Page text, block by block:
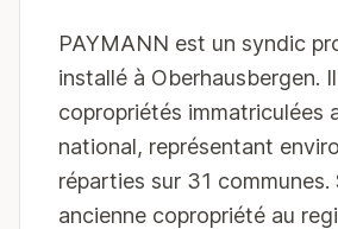
PAYMANN est un syndic
installé à Oberhausbergen.
copropriétés immatriculées
national, représentant
réparties sur 31 communes.
ancienne copropriété au